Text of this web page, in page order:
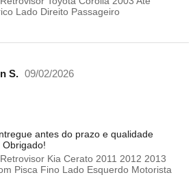
Lado Direito Passageiro
S. 09/02/2026
antes do prazo e qualidade
Retrovisor Kia Cerato 2011 2012 2013
Pisca Fino Lado Esquerdo Motorista